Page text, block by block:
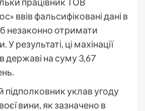
ввів фальсифіковані дані в
незаконно отримати
результаті, ці махінації
державі на суму 3,67
уклав угоду
вини, як зазначено в